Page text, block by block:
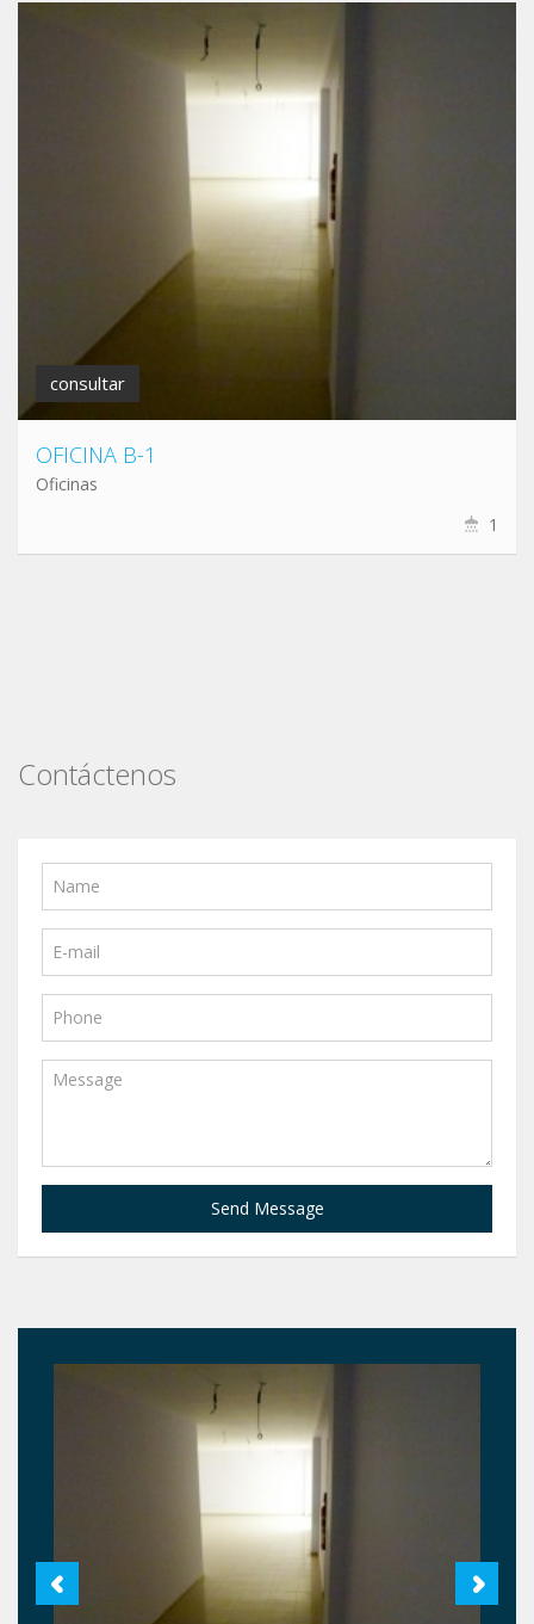
consultar
OFICINA B-1
Oficinas
1
Contáctenos
Send Message